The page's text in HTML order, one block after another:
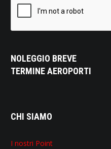
NOLEGGIO BREVE
TERMINE AEROPORTI
CHI SIAMO
I nostri Point